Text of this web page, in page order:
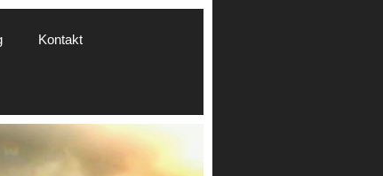
Kontakt